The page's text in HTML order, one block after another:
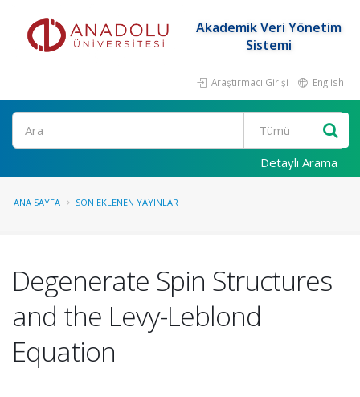
Akademik Veri Yönetim
Sistemi
Araştırmacı Girişi English
Ara
Detaylı Arama
ANA SAYFA SON EKLENEN YAYINLAR
Degenerate Spin Structures
and the Levy-Leblond
Equation